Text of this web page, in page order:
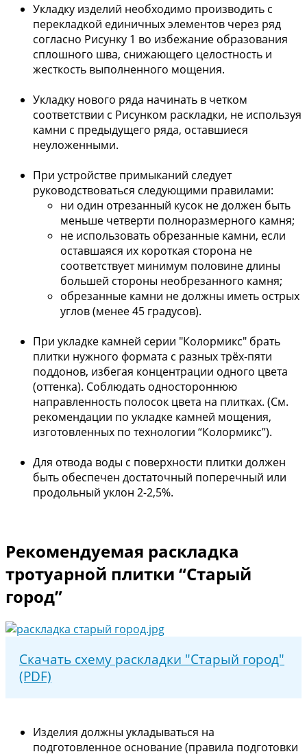
Укладку изделий необходимо производить с
перекладкой единичных элементов через ряд
согласно Рисунку 1 во избежание образования
сплошного шва, снижающего целостность и
жесткость выполненного мощения.
Укладку нового ряда начинать в четком
соответствии с Рисунком раскладки, не используя
камни с предыдущего ряда, оставшиеся
неуложенными.
При устройстве примыканий следует
руководствоваться следующими правилами:
ни один отрезанный кусок не должен быть
меньше четверти полноразмерного камня;
не использовать обрезанные камни, если
оставшаяся их короткая сторона не
соответствует минимум половине длины
большей стороны необрезанного камня;
обрезанные камни не должны иметь острых
углов (менее 45 градусов).
При укладке камней серии "Колормикс" брать
плитки нужного формата с разных трёх-пяти
поддонов, избегая концентрации одного цвета
(оттенка). Соблюдать одностороннюю
направленность полосок цвета на плитках. (См.
рекомендации по укладке камней мощения,
изготовленных по технологии “Колормикс”).
Для отвода воды с поверхности плитки должен
быть обеспечен достаточный поперечный или
продольный уклон 2-2,5%.
Рекомендуемая раскладка
тротуарной плитки “Старый
город”
Скачать схему раскладки "Старый город"
(PDF)
Изделия должны укладываться на
подготовленное основание (правила подготовки